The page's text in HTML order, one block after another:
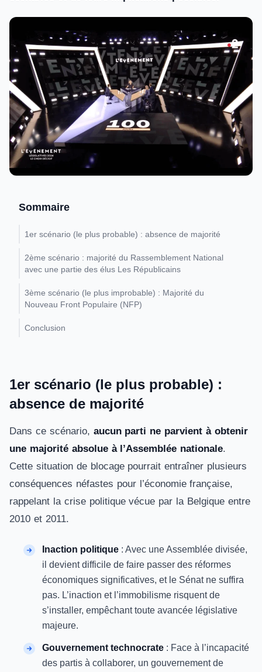
Sommaire
1er scénario (le plus probable) : absence de majorité
2ème scénario : majorité du Rassemblement National
avec une partie des élus Les Républicains
3ème scénario (le plus improbable) : Majorité du
Nouveau Front Populaire (NFP)
Conclusion
1er scénario (le plus probable) :
absence de majorité
Dans ce scénario, aucun parti ne parvient à obtenir
une majorité absolue à l’Assemblée nationale.
Cette situation de blocage pourrait entraîner plusieurs
conséquences néfastes pour l’économie française,
rappelant la crise politique vécue par la Belgique entre
2010 et 2011.
Inaction politique : Avec une Assemblée divisée,
il devient difficile de faire passer des réformes
économiques significatives, et le Sénat ne suffira
pas. L’inaction et l’immobilisme risquent de
s’installer, empêchant toute avancée législative
majeure.
Gouvernement technocrate : Face à l’incapacité
des partis à collaborer, un gouvernement de